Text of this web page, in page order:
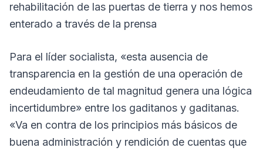
rehabilitación de las puertas de tierra y nos hemos
enterado a través de la prensa
Para el líder socialista, «esta ausencia de
transparencia en la gestión de una operación de
endeudamiento de tal magnitud genera una lógica
incertidumbre» entre los gaditanos y gaditanas.
«Va en contra de los principios más básicos de
buena administración y rendición de cuentas que